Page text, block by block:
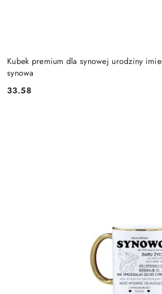
Kubek premium dla synowej urodziny
synowa
Cena:
33.58